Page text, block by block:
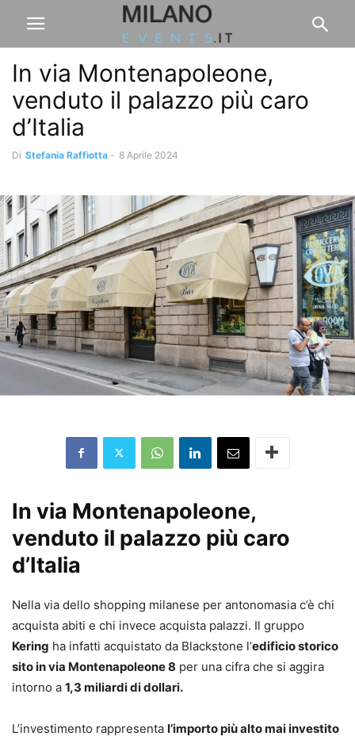
In via Montenapoleone,
venduto il palazzo più caro
d’Italia
Di Stefania Raffiotta - 8 Aprile 2024
In via Montenapoleone,
venduto il palazzo più caro
d’Italia
Nella via dello shopping milanese per antonomasia c’è chi
acquista abiti e chi invece acquista palazzi. Il gruppo
Kering ha infatti acquistato da Blackstone l’edificio storico
sito in via Montenapoleone 8 per una cifra che si aggira
intorno a 1,3 miliardi di dollari.
L’investimento rappresenta l’importo più alto mai investito